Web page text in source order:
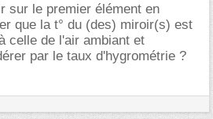
sur le premier élément en
que la t° du (des) miroir(s) est
celle de l'air ambiant et
par le taux d'hygrométrie ?